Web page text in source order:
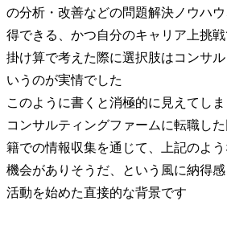
の分析・改善などの問題解決ノウハ
得できる、かつ自分のキャリア上挑
掛け算で考えた際に選択肢はコンサ
いうのが実情でした
このように書くと消極的に見えてしま
コンサルティングファームに転職し
籍での情報収集を通じて、上記のよ
機会がありそうだ、という風に納得
活動を始めた直接的な背景です